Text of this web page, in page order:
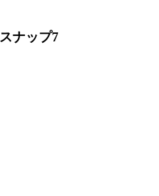
ナップ7